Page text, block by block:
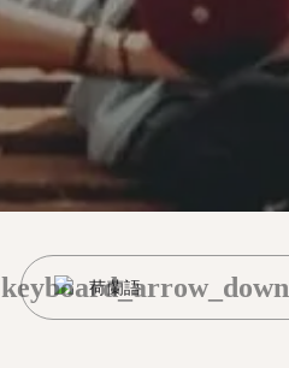
荷蘭語
keyboard_arrow_down